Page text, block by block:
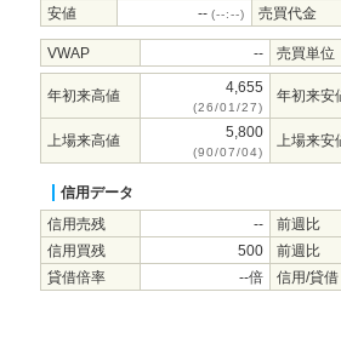
安値
-- (--:--) 売買代金
VWAP -- 売買単位
年初来高値 4,655
(26/01/27)
年初来安
上場来高値 5,800
(90/07/04)
上場来安
信用データ
信用売残
--
前週比
信用買残
500
前週比
貸借倍率
--倍 信用/貸借